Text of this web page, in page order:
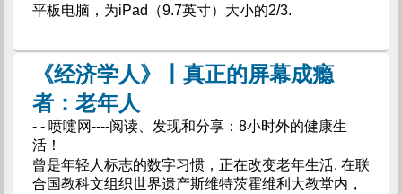
平板电脑，为iPad（9.7英寸）大小的2/3.
《经济学人》丨真正的屏幕成瘾
者：老年人
- - 喷嚏网----阅读、发现和分享：8小时外的健康生
活！
曾是年轻人标志的数字习惯，正在改变老年生活. 在联
合国教科文组织世界遗产斯维特茨霍维利大教堂内，